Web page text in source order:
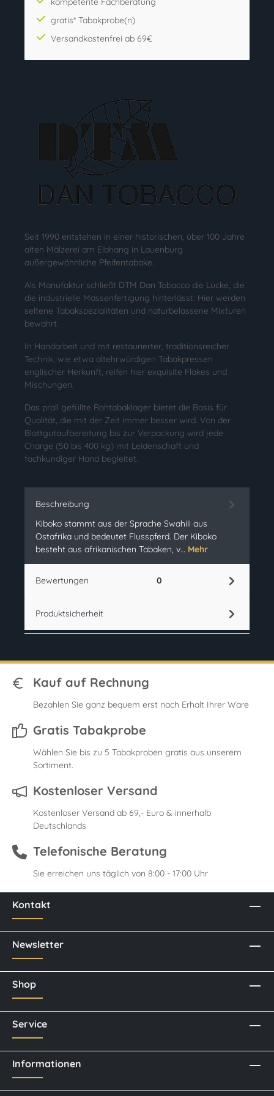
gratis* Tabakprobe(n)
Versandkostenfrei ab 69€
Seit 1990 entstehen in einer historischen, über 100 Jahre
alten Mälzerei am Elbhang in Lauenburg
außergewöhnliche Pfeifentabake.
Als Manufaktur schließt DTM Dan Tobacco die Lücke, die
die industrielle Massenfertigung hinterlässt: Hier werden
seltene Tabakspezialitäten und naturbelassene Mixturen
bewahrt.
In Handarbeit und mit restaurierter, traditionsreicher
Technik, wie etwa altehrwürdigen Tabakpressen
englischer Herkunft, reifen hier exquisite Flakes und
Mischungen.
Das prall gefüllte Rohtabaklager bietet die Basis für
Qualität, die mit der Zeit immer besser wird. Von der
Blattgutaufbereitung bis zur Verpackung wird jede
Charge (50 bis 400 kg) mit Leidenschaft und
fachkundiger Hand begleitet.
Beschreibung
Kiboko stammt aus der Sprache Swahili aus
Ostafrika und bedeutet Flusspferd. Der Kiboko
besteht aus afrikanischen Tabaken, v… Mehr
Bewertungen 0
Produktsicherheit
Kauf auf Rechnung
Bezahlen Sie ganz bequem erst nach Erhalt Ihrer Ware
Gratis Tabakprobe
Wählen Sie bis zu 5 Tabakproben gratis aus unserem
Sortiment.
Kostenloser Versand
Kostenloser Versand ab 69,- Euro & innerhalb
Deutschlands
Telefonische Beratung
Sie erreichen uns täglich von 8:00 - 17:00 Uhr
Kontakt
Newsletter
Shop
Service
Informationen